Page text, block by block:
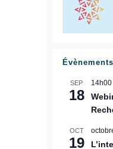
SEP
18
14h00
OCT
19